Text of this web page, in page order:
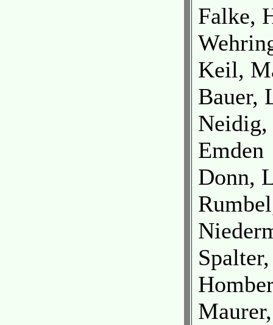
Falke,
Keil,
Bauer,
Neidig,
Emden
Donn,